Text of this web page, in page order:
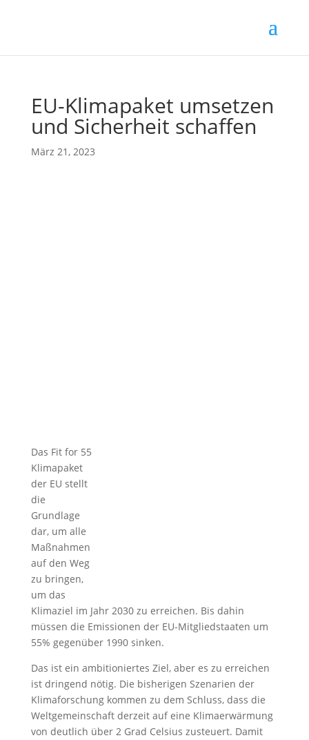
EU-Klimapaket umsetzen
und Sicherheit schaffen
März 21, 2023
Das Fit for 55
Klimapaket
der EU stellt
die
Grundlage
dar, um alle
Maßnahmen
auf den Weg
zu bringen,
um das
Klimaziel im Jahr 2030 zu erreichen. Bis dahin
müssen die Emissionen der EU-Mitgliedstaaten um
55% gegenüber 1990 sinken.
Das ist ein ambitioniertes Ziel, aber es zu erreichen
ist dringend nötig. Die bisherigen Szenarien der
Klimaforschung kommen zu dem Schluss, dass die
Weltgemeinschaft derzeit auf eine Klimaerwärmung
von deutlich über 2 Grad Celsius zusteuert. Damit